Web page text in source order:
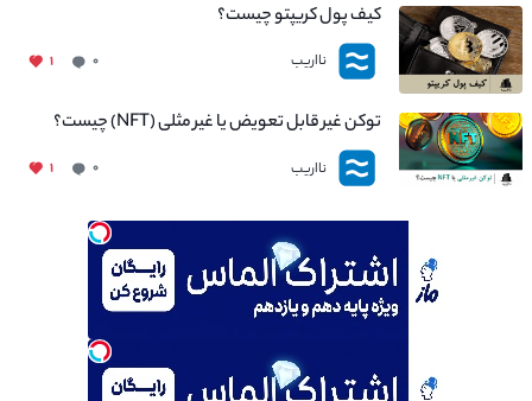
کیف پول کریپتو چیست؟
نااریب ۰ ۱
توکن غیر قابل تعویض یا غیر مثلی (NFT) چیست؟
نااریب ۰ ۱